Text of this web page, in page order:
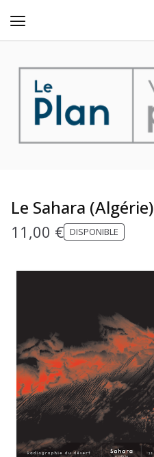
Le Sahara (Algérie)
11,00 € DISPONIBLE